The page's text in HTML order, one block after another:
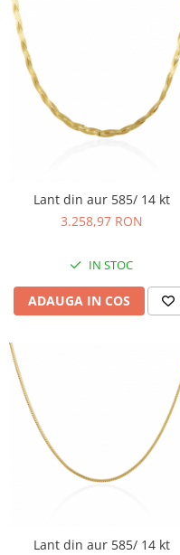
Lant din aur 585/ 14 kt
3.258,97 RON
IN STOC
ADAUGA IN COS
Lant din aur 585/ 14 kt